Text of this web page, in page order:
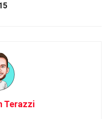
Terazzi